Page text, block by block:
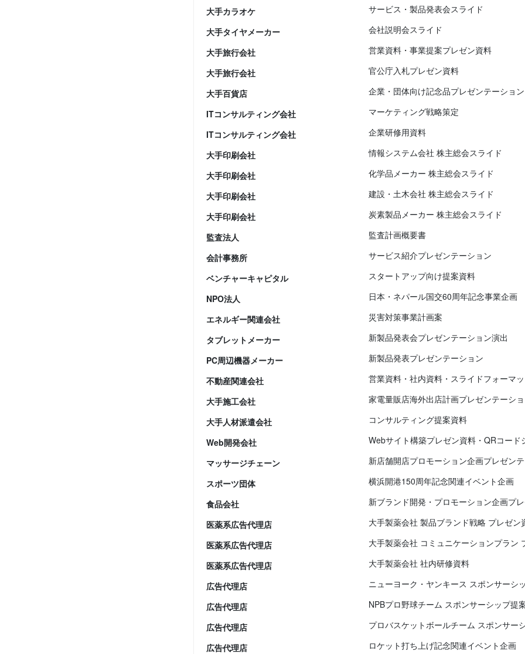
大手カラオケ
サービス・製品発表会スライド
大手タイヤメーカー
会社説明会スライド
大手旅行会社
営業資料・事業提案プレゼン資料
大手旅行会社
官公庁入札プレゼン資料
大手百貨店
企業・団体向け記念品プレゼンテーション
ITコンサルティング会社
マーケティング戦略策定
ITコンサルティング会社
企業研修用資料
大手印刷会社
情報システム会社 株主総会スライド
大手印刷会社
化学品メーカー 株主総会スライド
大手印刷会社
建設・土木会社 株主総会スライド
大手印刷会社
炭素製品メーカー 株主総会スライド
監査法人
監査計画概要書
会計事務所
サービス紹介プレゼンテーション
ベンチャーキャピタル
スタートアップ向け提案資料
NPO法人
日本・ネパール国交60周年記念事業企画
エネルギー関連会社
災害対策事業計画案
タブレットメーカー
新製品発表会プレゼンテーション演出
PC周辺機器メーカー
新製品発表プレゼンテーション
不動産関連会社
営業資料・社内資料・スライドフォーマ
大手施工会社
家電量販店海外出店計画プレゼンテーシ
大手人材派遣会社
コンサルティング提案資料
Web開発会社
Webサイト構築プレゼン資料・QRコー
マッサージチェーン
新店舗開店プロモーション企画プレゼン
スポーツ団体
横浜開港150周年記念関連イベント企画
食品会社
新ブランド開発・プロモーション企画プ
医薬系広告代理店
大手製薬会社 製品ブランド戦略 プレゼン
医薬系広告代理店
大手製薬会社 コミュニケーションプラン
医薬系広告代理店
大手製薬会社 社内研修資料
広告代理店
ニューヨーク・ヤンキース スポンサーシ
広告代理店
NPBプロ野球チーム スポンサーシップ提
広告代理店
プロバスケットボールチーム スポンサー
広告代理店
ロケット打ち上げ記念関連イベント企画